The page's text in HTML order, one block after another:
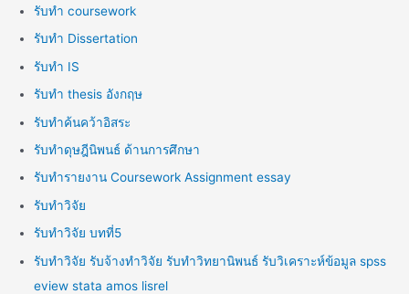
รับทำ coursework
รับทำ Dissertation
รับทำ IS
รับทำ thesis อังกฤษ
รับทำค้นคว้าอิสระ
รับทำดุษฎีนิพนธ์ ด้านการศึกษา
รับทำรายงาน Coursework Assignment essay
รับทำวิจัย
รับทำวิจัย บทที่5
รับทำวิจัย รับจ้างทำวิจัย รับทำวิทยานิพนธ์ รับวิเคราะห์ข้อมูล spss
eview stata amos lisrel